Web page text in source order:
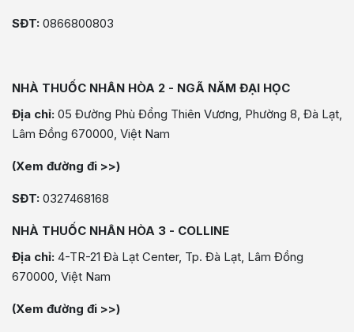
SĐT: 0866800803
NHÀ THUỐC NHÂN HÒA 2 - NGÃ NĂM ĐẠI HỌC
Địa chỉ: 05 Đường Phù Đổng Thiên Vương, Phường 8, Đà Lạt,
Lâm Đồng 670000, Việt Nam
(Xem đường đi >>)
SĐT: 0327468168
NHÀ THUỐC NHÂN HÒA 3 - COLLINE
Địa chỉ: 4-TR-21 Đà Lạt Center, Tp. Đà Lạt, Lâm Đồng
670000, Việt Nam
(Xem đường đi >>)